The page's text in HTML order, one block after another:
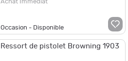
Achat Immédiat
Occasion - Disponible
Ressort de pistolet Browning 1903